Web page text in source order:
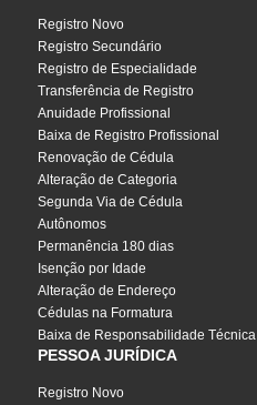
Registro Novo
Registro Secundário
Registro de Especialidade
Transferência de Registro
Anuidade Profissional
Baixa de Registro Profissional
Renovação de Cédula
Alteração de Categoria
Segunda Via de Cédula
Autônomos
Permanência 180 dias
Isenção por Idade
Alteração de Endereço
Cédulas na Formatura
Baixa de Responsabilidade Técnica
PESSOA JURÍDICA
Registro Novo